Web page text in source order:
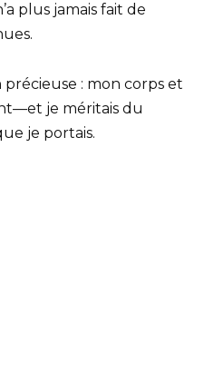
plus jamais fait de
: mon corps et
je méritais du
je portais.